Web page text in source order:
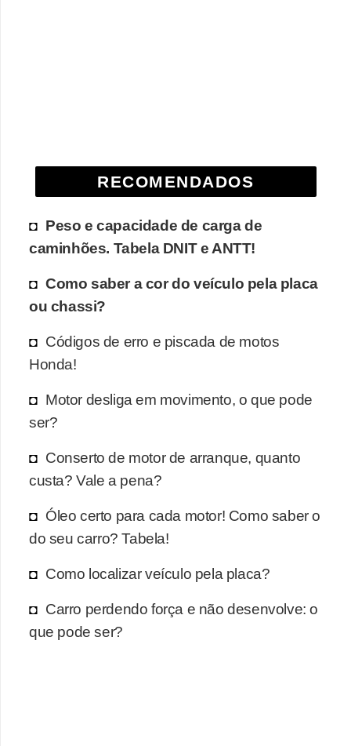
RECOMENDADOS
Peso e capacidade de carga de
caminhões. Tabela DNIT e ANTT!
Como saber a cor do veículo pela placa
ou chassi?
Códigos de erro e piscada de motos
Honda!
Motor desliga em movimento, o que pode
ser?
Conserto de motor de arranque, quanto
custa? Vale a pena?
Óleo certo para cada motor! Como saber o
do seu carro? Tabela!
Como localizar veículo pela placa?
Carro perdendo força e não desenvolve: o
que pode ser?
a
d
C
o
m
r
a
r
c
r
r
o
D
i
i
o